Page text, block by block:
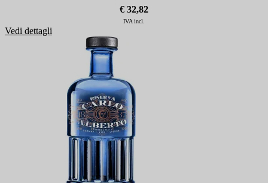
€ 32,82
IVA incl.
Vedi dettagli